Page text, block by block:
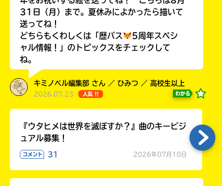
31日（月）まで。夏休みによかったら描いて
送ってね！
どちらもくわしくは「歴バス
5周年スペシ
ャル情報！」のトピックスをチェックして
ね。
キミノベル編集部 さん ／ ひみつ ／ 高校生以上
2026.07.23 人気 !! わかる
『ウタヒメは世界を滅ぼすか？』曲のキービジ
ュアル募集！
コメント 31 2026年07月10日